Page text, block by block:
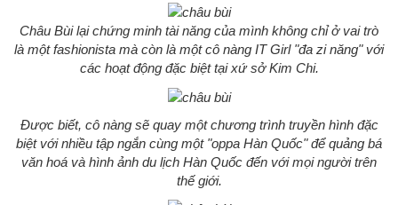
Châu Bùi lại chứng minh tài năng của mình không chỉ ở vai trò
là một fashionista mà còn là một cô nàng IT Girl "đa zi năng" với
các hoạt động đặc biệt tại xứ sở Kim Chi.
Được biết, cô nàng sẽ quay một chương trình truyền hình đặc
biệt với nhiều tập ngắn cùng một "oppa Hàn Quốc" để quảng bá
văn hoá và hình ảnh du lịch Hàn Quốc đến với mọi người trên
thế giới.